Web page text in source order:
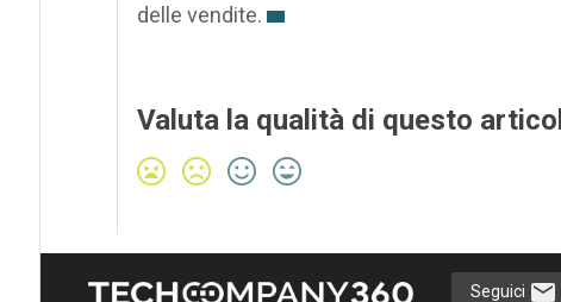
delle vendite.
Valuta la qualità di questo
Seguici